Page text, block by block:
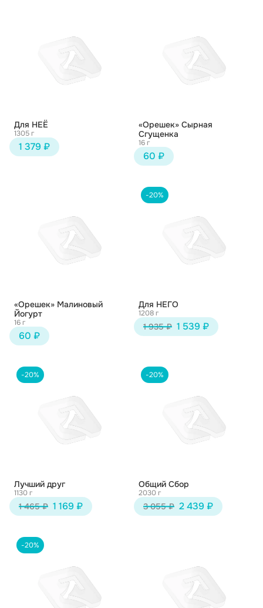
Для НЕЁ
1305 г
1 379 ₽
«Орешек» Сырная
Сгущенка
16 г
60 ₽
«Орешек» Малиновый
Йогурт
16 г
60 ₽
-20%
Для НЕГО
1208 г
1 935 ₽ 1 539 ₽
-20%
Лучший друг
1130 г
1 465 ₽ 1 169 ₽
-20%
Общий Сбор
2030 г
3 055 ₽ 2 439 ₽
-20%